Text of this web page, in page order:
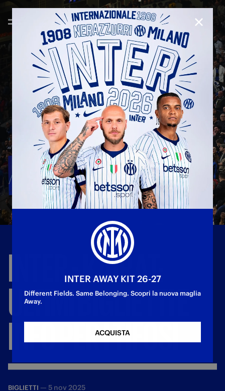
INTER-KAIRAT:
ULTIMIBIGLIETTIE
INFOPERITIFOSI
BIGLIETTI — 5 nov 2025
INTER AWAY KIT 26-27
Different Fields. Same Belonging. Scopri la nuova maglia
Away.
ACQUISTA